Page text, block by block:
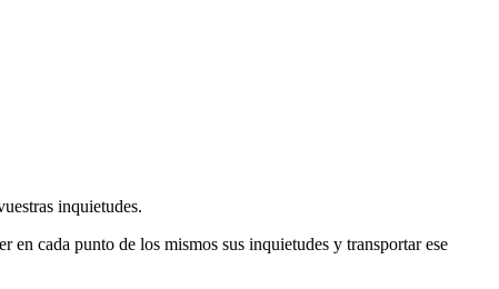
inquietudes.
cada punto de los mismos sus inquietudes y transportar ese